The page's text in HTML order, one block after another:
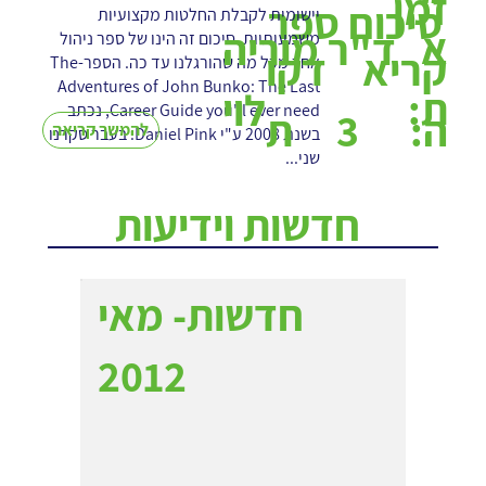
סיכום ספריישומית לקבלת החלטות מקצועיות
משמעותיות. סיכום זה הינו של ספר ניהול
אחר מכל מה שהורגלנו עד כה. הספר-The
Adventures of John Bunko: The Last
Career Guide you'll ever need, נכתב
בשנת 2008 ע"י Daniel Pink. בעבר סקרנו
שני...
ד"ר מוריה
לוי
א
ת:
להמשך קריאה
דקו
ת
קריא
ה:
3
חדשות וידיעות
חדשות- מאי
2012